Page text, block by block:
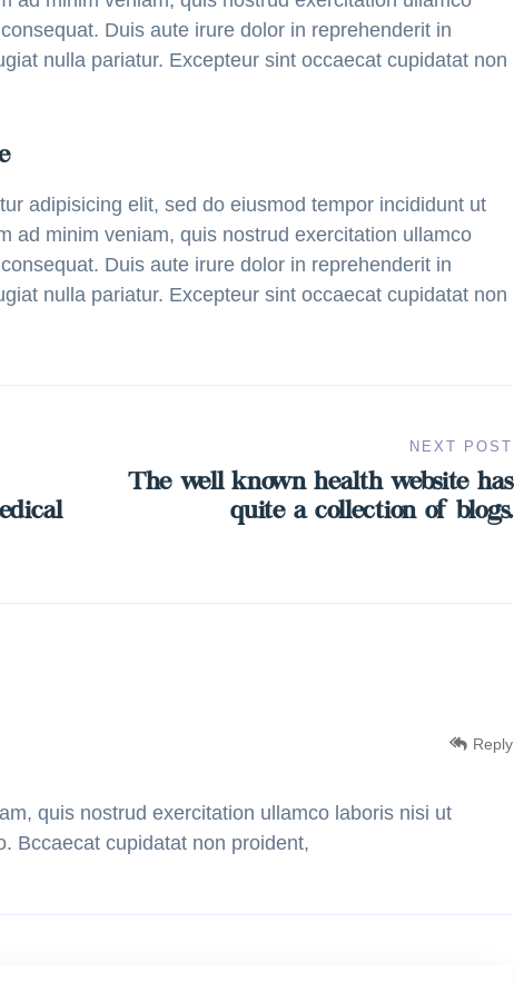
Duis aute irure dolor in reprehenderit in
nulla pariatur. Excepteur sint occaecat cupidatat non
adipisicing elit, sed do eiusmod tempor incididunt ut
ad minim veniam, quis nostrud exercitation ullamco
Duis aute irure dolor in reprehenderit in
nulla pariatur. Excepteur sint occaecat cupidatat non
NEXT POST
The well known health website has
quite a collection of blogs.
quis nostrud exercitation ullamco laboris nisi ut
Bccaecat cupidatat non proident,
Reply